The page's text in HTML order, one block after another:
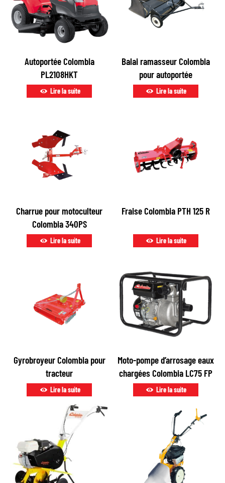
Autoportée Colombia
PL2108HKT
Lire la suite
Balai ramasseur Colombia
pour autoportée
Lire la suite
Charrue pour motoculteur
Colombia 340PS
Lire la suite
Fraise Colombia PTH 125 R
Lire la suite
Gyrobroyeur Colombia pour
tracteur
Lire la suite
Moto-pompe d’arrosage eaux
chargées Colombia LC75 FP
Lire la suite